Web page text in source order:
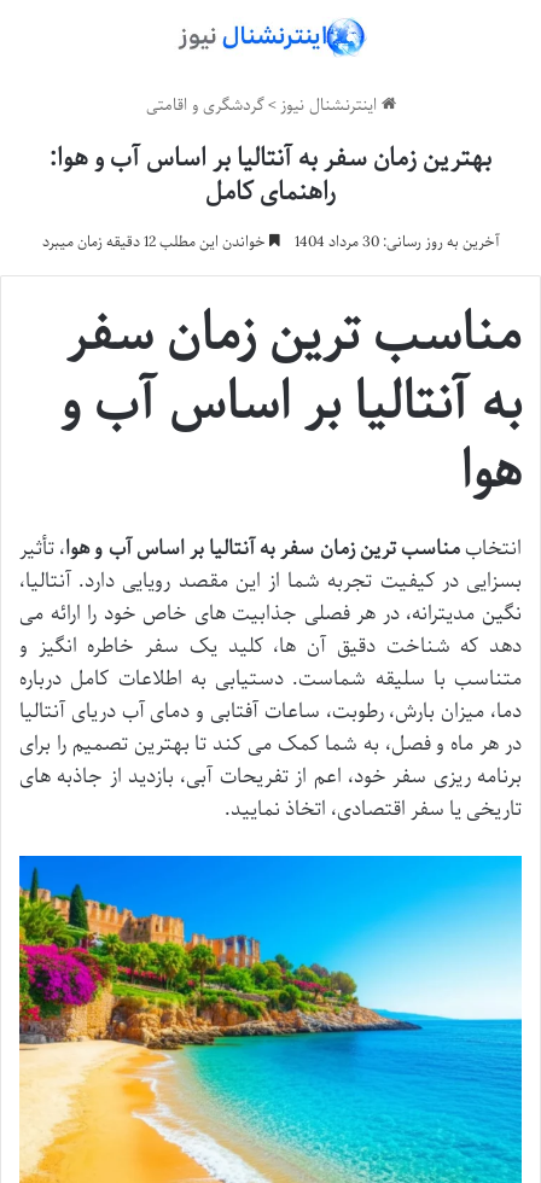
اینترنشنال نیوز>گردشگری و اقامتی
بهترین زمان سفر به آنتالیا بر اساس آب و هوا:
راهنمای کامل
آخرین به روز رسانی: 30 مرداد 1404 خواندن این مطلب 12 دقیقه زمان میبرد
مناسب ترین زمان سفر
به آنتالیا بر اساس آب و
هوا
انتخابمناسب ترین زمان سفر به آنتالیا بر اساس آب و هوا، تأثیر
بسزایی در کیفیت تجربه شما از این مقصد رویایی دارد. آنتالیا،
نگین مدیترانه، در هر فصلی جذابیت های خاص خود را ارائه می
دهد که شناخت دقیق آن ها، کلید یک سفر خاطره انگیز و
متناسب با سلیقه شماست. دستیابی به اطلاعات کامل درباره
دما، میزان بارش، رطوبت، ساعات آفتابی و دمای آب دریای آنتالیا
در هر ماه و فصل، به شما کمک می کند تا بهترین تصمیم را برای
برنامه ریزی سفر خود، اعم از تفریحات آبی، بازدید از جاذبه های
تاریخی یا سفر اقتصادی، اتخاذ نمایید.